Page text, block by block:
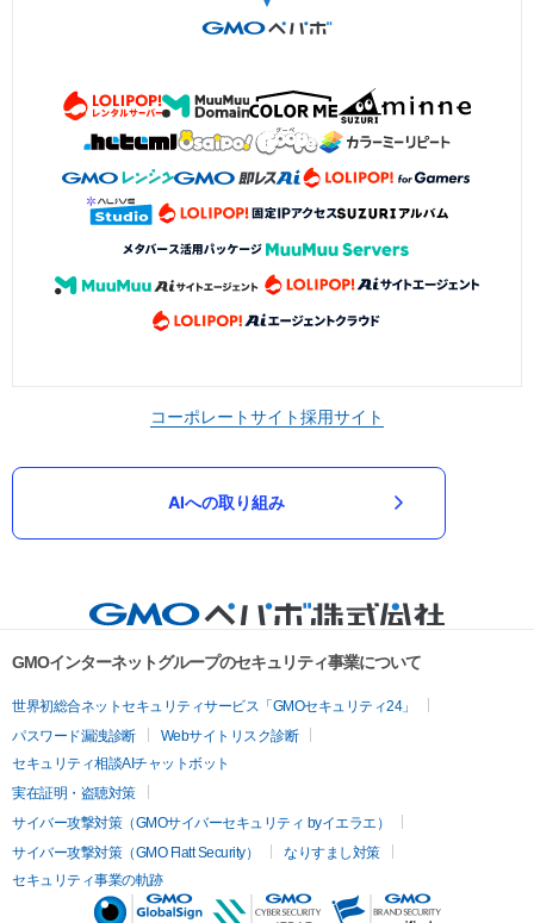
コーポレートサイト採用サイト
AIへの取り組み
GMOインターネットグループのセキュリティ事業について
世界初総合ネットセキュリティサービス「GMOセキュリティ24」
パスワード漏洩診断
Webサイトリスク診断
セキュリティ相談AIチャットボット
実在証明・盗聴対策
サイバー攻撃対策（GMOサイバーセキュリティ byイエラエ）
サイバー攻撃対策（GMO Flatt Security）
なりすまし対策
セキュリティ事業の軌跡